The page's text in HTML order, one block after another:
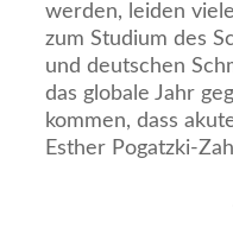
werden, leiden
zum Studium des
und deutschen
das globale Jahr
kommen, dass
Esther Pogatzki-